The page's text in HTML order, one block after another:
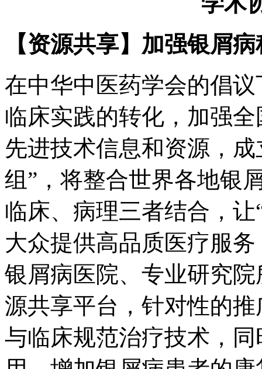
【资源共享】加强银屑
在中华中医药学会的倡
临床实践的转化，加强
先进技术信息和资源，
组”，将整合世界各地银
临床、病理三者结合，
大众提供高品质医疗服
银屑病医院、专业研究
源共享平台，针对性的
与临床规范治疗技术，